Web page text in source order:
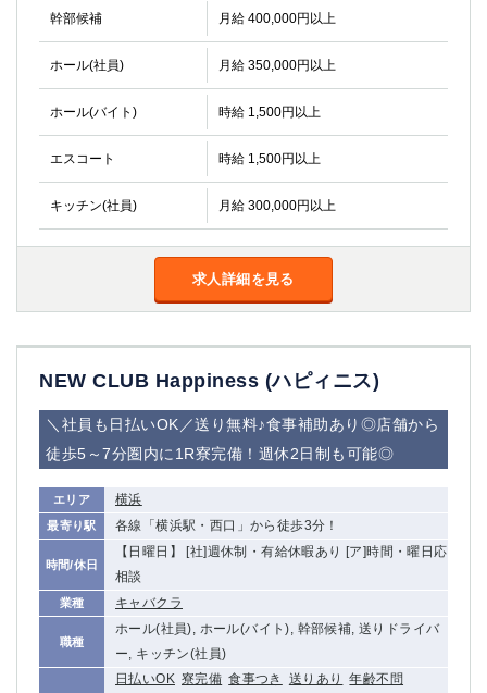
幹部候補 月給 400,000円以上
ホール(社員) 月給 350,000円以上
ホール(バイト) 時給 1,500円以上
エスコート 時給 1,500円以上
キッチン(社員) 月給 300,000円以上
求人詳細を見る
NEW CLUB Happiness (ハピィニス)
＼社員も日払いOK／送り無料♪食事補助あり◎店舗から
徒歩5～7分圏内に1R寮完備！週休2日制も可能◎
エリア 横浜
最寄り駅 各線「横浜駅・西口」から徒歩3分！
時間/休日
【日曜日】 [社]週休制・有給休暇あり [ア]時間・曜日応
相談
業種 キャバクラ
職種
ホール(社員), ホール(バイト), 幹部候補, 送りドライバ
ー, キッチン(社員)
日払いOK 寮完備 食事つき 送りあり
年齢不問